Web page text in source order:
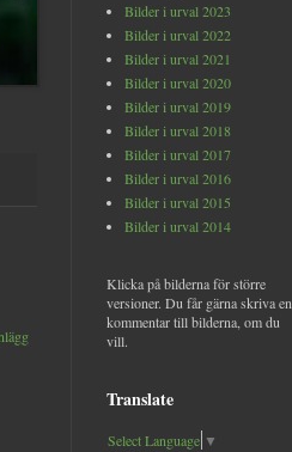
Bilder i urval 2023
Bilder i urval 2022
Bilder i urval 2021
Bilder i urval 2020
Bilder i urval 2019
Bilder i urval 2018
Bilder i urval 2017
Bilder i urval 2016
Bilder i urval 2015
Bilder i urval 2014
Klicka på bilderna för större
versioner. Du får gärna skriva en
kommentar till bilderna, om du
vill.
Translate
Select Language ▼